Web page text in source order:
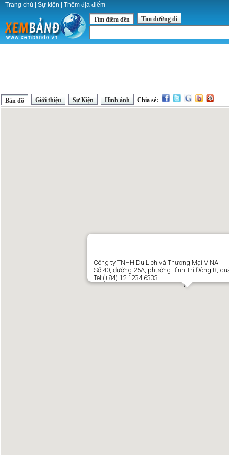
Trang chủ Sự kiện Thêm địa điểm
Tìm điểm đến Tìm đường đi
Bản đồ Giới thiệu Sự Kiện Hình ảnh Chia sẻ:
Công ty TNHH Du Lịch và Thương Mại VINA
Số 40, đường 25A, phường Bình Trị Đông B,
Tel:(+84) 12 1234 6333